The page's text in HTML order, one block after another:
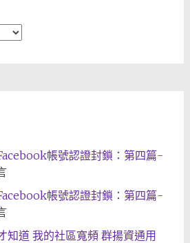
帳號認證封鎖：第四篇-
帳號認證封鎖：第四篇-
知道 我的社區寬頻 群揚資通用